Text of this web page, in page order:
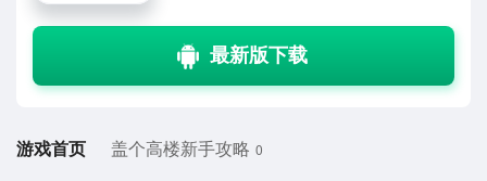
游戏首页 盖个高楼新手攻略 0